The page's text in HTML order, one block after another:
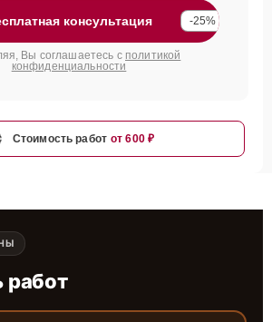
консультация -25%
Вы соглашаетесь с политикой
конфиденциальности
Стоимость работ от 600 ₽
работ